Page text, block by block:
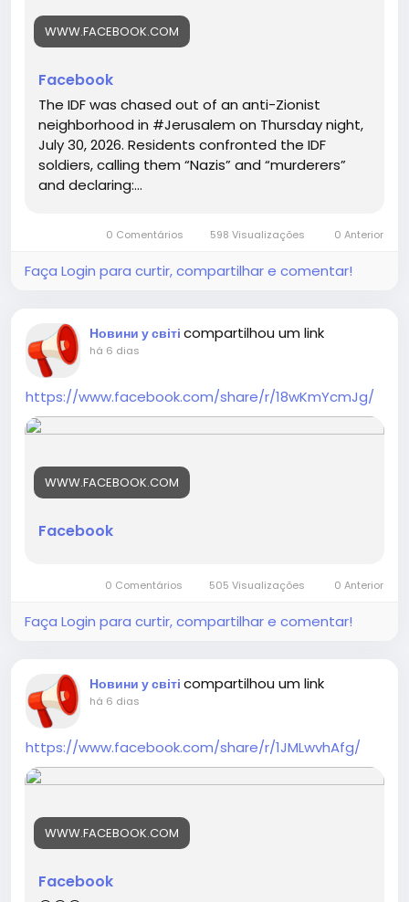
WWW.FACEBOOK.COM
Facebook
The IDF was chased out of an anti-Zionist
neighborhood in #Jerusalem on Thursday night,
July 30, 2026. Residents confronted the IDF
soldiers, calling them “Nazis” and “murderers”
and declaring:...
0 Comentários 598 Visualizações 0 Anterior
Faça Login para curtir, compartilhar e comentar!
Новини у світі compartilhou um link
há 6 dias
https://www.facebook.com/share/r/18wKmYcmJg/
WWW.FACEBOOK.COM
Facebook
0 Comentários 505 Visualizações 0 Anterior
Faça Login para curtir, compartilhar e comentar!
Новини у світі compartilhou um link
há 6 dias
https://www.facebook.com/share/r/1JMLwvhAfg/
WWW.FACEBOOK.COM
Facebook